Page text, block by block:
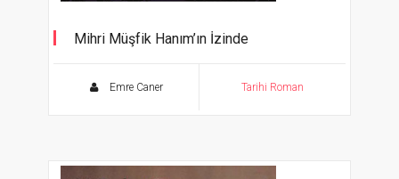
Mihri Müşfik Hanım’ın İzinde
Emre Caner Tarihi Roman